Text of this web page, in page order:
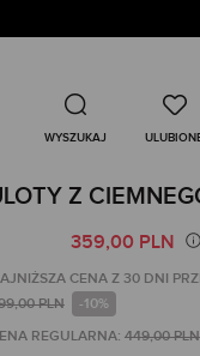
Z
359,00 PLN
CENA Z 30 DNI
PLN
-10%
REGULARNA: 449,00 PLN